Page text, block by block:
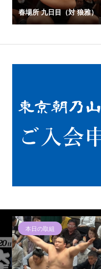
春場所 九日目（対 狼雅）
本日の取組